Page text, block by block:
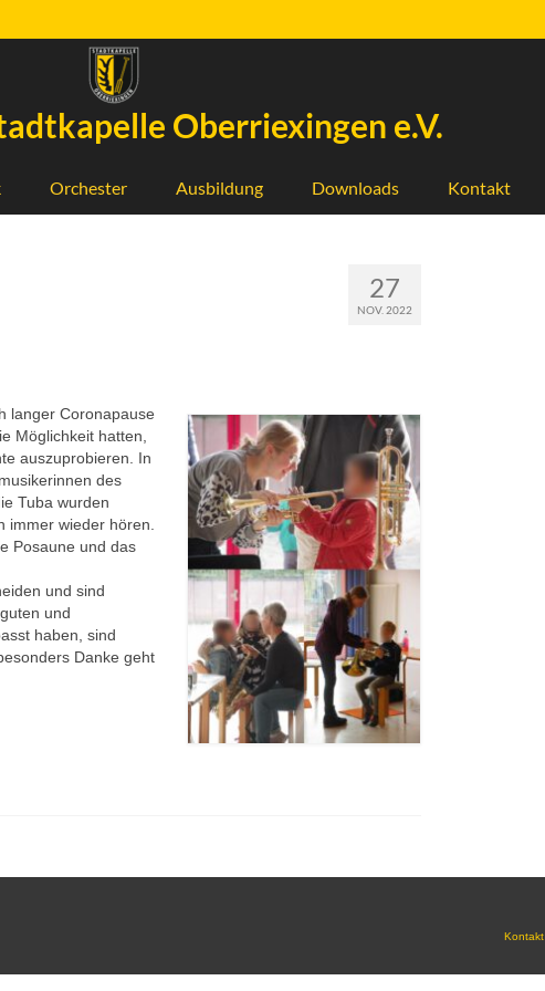
Oberriexingen e.V.
Orchester Ausbildung Downloads Kontakt
27
NOV. 2022
langer Coronapause
Möglichkeit hatten,
auszuprobieren. In
des
Tuba wurden
immer wieder hören.
Posaune und das
und sind
und
haben, sind
Danke geht
Kontakt